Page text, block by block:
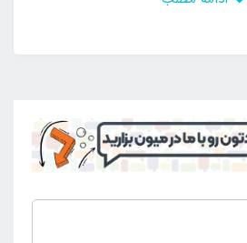
این محصول رویه ای منعطف و نرم
کاربرد و مزیت را داشته باشد.
منحصر به فرد آن بهره مند